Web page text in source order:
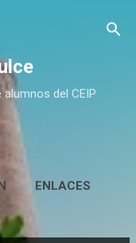
del CEIP
ENLACES
ESCOLAR